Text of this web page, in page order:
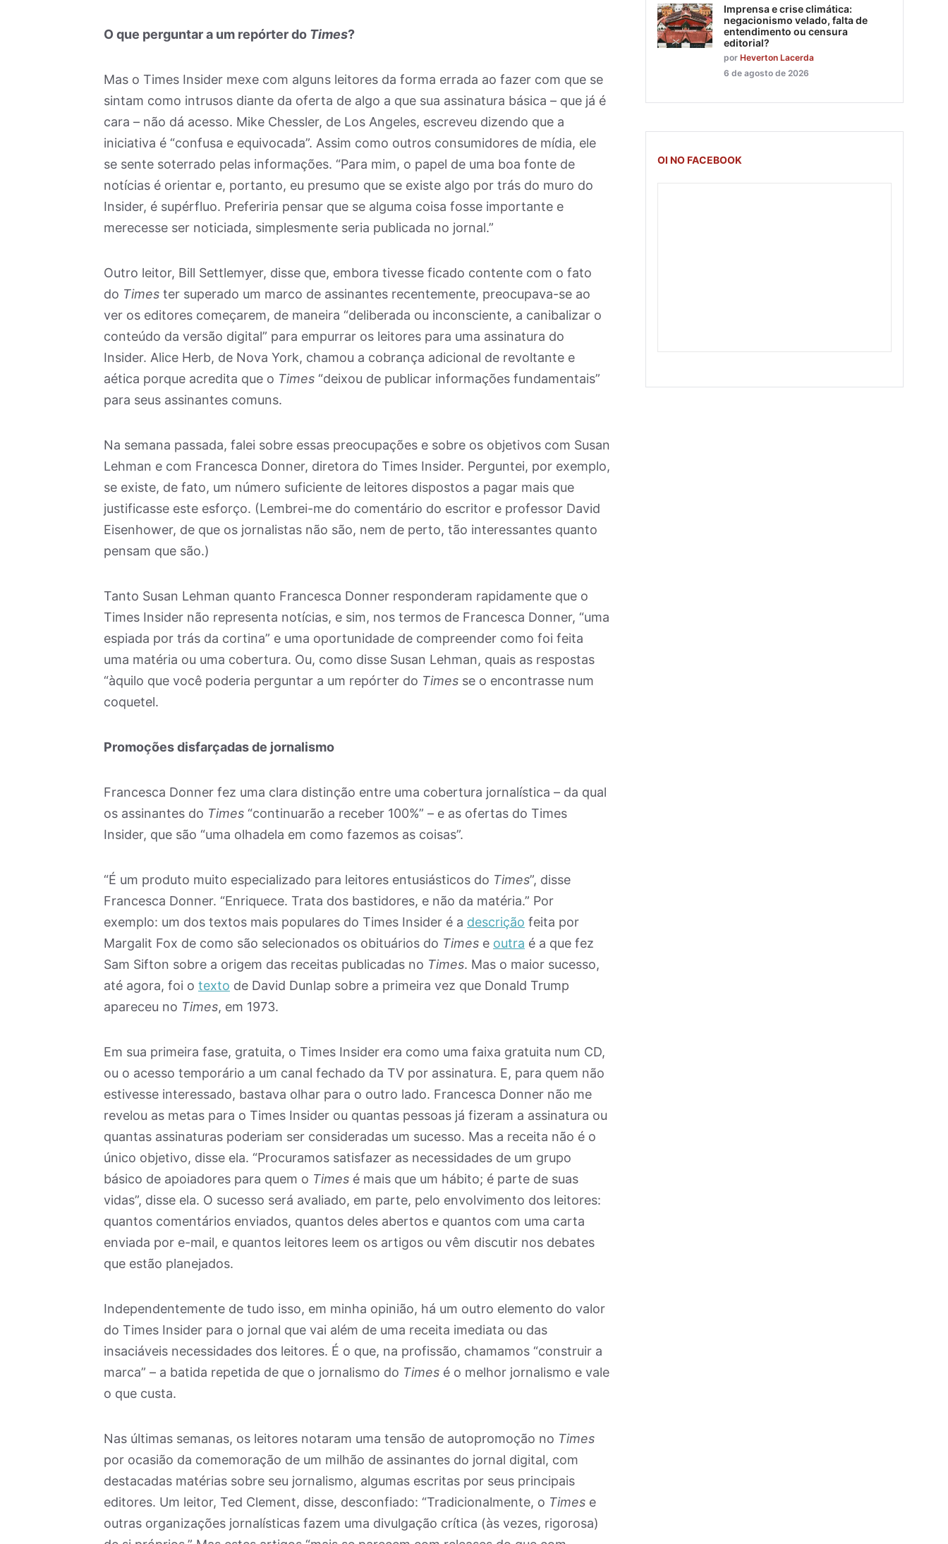
O que perguntar a um repórter do Times?
Mas o Times Insider mexe com alguns leitores da forma errada ao fazer com que se
sintam como intrusos diante da oferta de algo a que sua assinatura básica – que já é
cara – não dá acesso. Mike Chessler, de Los Angeles, escreveu dizendo que a
iniciativa é “confusa e equivocada”. Assim como outros consumidores de mídia, ele
se sente soterrado pelas informações. “Para mim, o papel de uma boa fonte de
notícias é orientar e, portanto, eu presumo que se existe algo por trás do muro do
Insider, é supérfluo. Preferiria pensar que se alguma coisa fosse importante e
merecesse ser noticiada, simplesmente seria publicada no jornal.”
Outro leitor, Bill Settlemyer, disse que, embora tivesse ficado contente com o fato
do Times ter superado um marco de assinantes recentemente, preocupava-se ao
ver os editores começarem, de maneira “deliberada ou inconsciente, a canibalizar o
conteúdo da versão digital” para empurrar os leitores para uma assinatura do
Insider. Alice Herb, de Nova York, chamou a cobrança adicional de revoltante e
aética porque acredita que o Times “deixou de publicar informações fundamentais”
para seus assinantes comuns.
Na semana passada, falei sobre essas preocupações e sobre os objetivos com Susan
Lehman e com Francesca Donner, diretora do Times Insider. Perguntei, por exemplo,
se existe, de fato, um número suficiente de leitores dispostos a pagar mais que
justificasse este esforço. (Lembrei-me do comentário do escritor e professor David
Eisenhower, de que os jornalistas não são, nem de perto, tão interessantes quanto
pensam que são.)
Tanto Susan Lehman quanto Francesca Donner responderam rapidamente que o
Times Insider não representa notícias, e sim, nos termos de Francesca Donner, “uma
espiada por trás da cortina” e uma oportunidade de compreender como foi feita
uma matéria ou uma cobertura. Ou, como disse Susan Lehman, quais as respostas
“àquilo que você poderia perguntar a um repórter do Times se o encontrasse num
coquetel.
Promoções disfarçadas de jornalismo
Francesca Donner fez uma clara distinção entre uma cobertura jornalística – da qual
os assinantes do Times “continuarão a receber 100%” – e as ofertas do Times
Insider, que são “uma olhadela em como fazemos as coisas”.
“É um produto muito especializado para leitores entusiásticos do Times”, disse
Francesca Donner. “Enriquece. Trata dos bastidores, e não da matéria.” Por
exemplo: um dos textos mais populares do Times Insider é a descrição feita por
Margalit Fox de como são selecionados os obituários do Times e outra é a que fez
Sam Sifton sobre a origem das receitas publicadas no Times. Mas o maior sucesso,
até agora, foi o texto de David Dunlap sobre a primeira vez que Donald Trump
apareceu no Times, em 1973.
Em sua primeira fase, gratuita, o Times Insider era como uma faixa gratuita num CD,
ou o acesso temporário a um canal fechado da TV por assinatura. E, para quem não
estivesse interessado, bastava olhar para o outro lado. Francesca Donner não me
revelou as metas para o Times Insider ou quantas pessoas já fizeram a assinatura ou
quantas assinaturas poderiam ser consideradas um sucesso. Mas a receita não é o
único objetivo, disse ela. “Procuramos satisfazer as necessidades de um grupo
básico de apoiadores para quem o Times é mais que um hábito; é parte de suas
vidas”, disse ela. O sucesso será avaliado, em parte, pelo envolvimento dos leitores:
quantos comentários enviados, quantos deles abertos e quantos com uma carta
enviada por e-mail, e quantos leitores leem os artigos ou vêm discutir nos debates
que estão planejados.
Independentemente de tudo isso, em minha opinião, há um outro elemento do valor
do Times Insider para o jornal que vai além de uma receita imediata ou das
insaciáveis necessidades dos leitores. É o que, na profissão, chamamos “construir a
marca” – a batida repetida de que o jornalismo do Times é o melhor jornalismo e vale
o que custa.
Nas últimas semanas, os leitores notaram uma tensão de autopromoção no Times
por ocasião da comemoração de um milhão de assinantes do jornal digital, com
destacadas matérias sobre seu jornalismo, algumas escritas por seus principais
editores. Um leitor, Ted Clement, disse, desconfiado: “Tradicionalmente, o Times e
outras organizações jornalísticas fazem uma divulgação crítica (às vezes, rigorosa)
Imprensa e crise climática:
negacionismo velado, falta de
entendimento ou censura
editorial?
por Heverton Lacerda
6 de agosto de 2026
OI NO FACEBOOK